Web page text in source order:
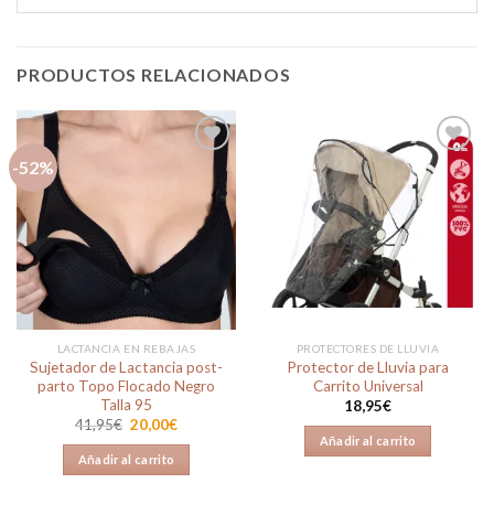
PRODUCTOS RELACIONADOS
-52%
Añadir
a la
lista de
LACTANCIA EN REBAJAS
Sujetador de Lactancia post-
parto Topo Flocado Negro
Talla 95
41,95€ El
precio
original
era:
41,95€.
20,00€El
20,00€.
Añadir al carrito
Añadir
a la
PROTECTORES DE LLUVIA
Protector de Lluvia para
Carrito Universal
18,95€
Añadir al carrito